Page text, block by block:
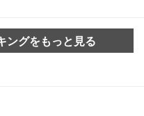
ングをもっと見る